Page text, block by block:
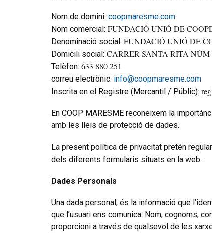
Nom de domini: coopmaresme.com
Nom comercial: FUNDACIÓ UNIÓ DE
Denominació social: FUNDACIÓ UNIÓ DE
Domicili social: CARRER SANTA RITA NÚM
Telèfon: 633 880 251
correu electrònic: info@coopmaresme.com
Inscrita en el Registre (Mercantil / Públic):
En COOP MARESME reconeixem la
amb les lleis de protecció de dades.
La present política de privacitat pretén
dels diferents formularis situats en la web.
Dades Personals
Una dada personal, és la informació que
que l’usuari ens comunica: Nom, cognoms,
proporcioni a través de qualsevol de les